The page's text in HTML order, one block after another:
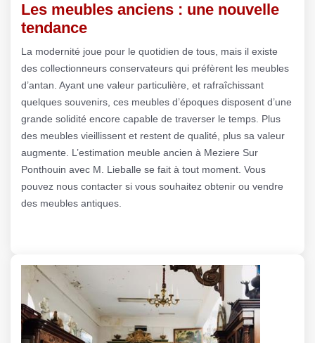
Les meubles anciens : une nouvelle
tendance
La modernité joue pour le quotidien de tous, mais il existe
des collectionneurs conservateurs qui préfèrent les meubles
d’antan. Ayant une valeur particulière, et rafraîchissant
quelques souvenirs, ces meubles d’époques disposent d’une
grande solidité encore capable de traverser le temps. Plus
des meubles vieillissent et restent de qualité, plus sa valeur
augmente. L’estimation meuble ancien à Meziere Sur
Ponthouin avec M. Lieballe se fait à tout moment. Vous
pouvez nous contacter si vous souhaitez obtenir ou vendre
des meubles antiques.